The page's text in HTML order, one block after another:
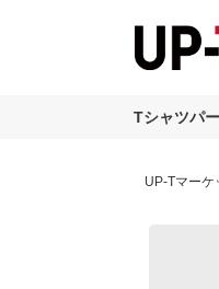
Tシャツパ
UP-Tマーケ